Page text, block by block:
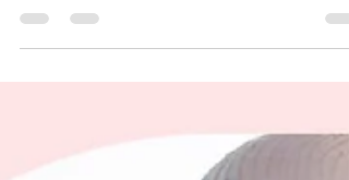
推出自家NMN產品。然而，面對眾多選擇，我們
該如何選購最適合自己的NMN產品呢？首先，我